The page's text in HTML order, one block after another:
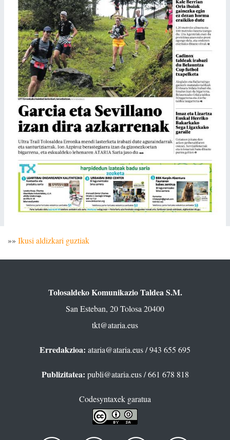
»» Ikusi aldizkari guztiak
Tolosaldeko Komunikazio Taldea S.M.
San Esteban, 20 Tolosa 20400
tkt@ataria.eus
Erredakzioa: ataria@ataria.eus/ 943 655 695
Publizitatea: publi@ataria.eus/ 661 678 818
Codesyntaxek garatua